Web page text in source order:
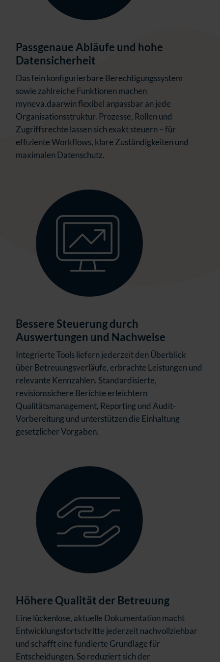
Passgenaue Abläufe und hohe
Datensicherheit
Das fein konfigurierbare Berechtigungssystem
sowie zahlreiche Funktionen machen
myneva.daarwin flexibel anpassbar an jede
Organisationsstruktur. Prozesse, Rollen und
Zugriffsrechte lassen sich exakt steuern – für
effiziente Workflows, klare Zuständigkeiten und
maximalen Datenschutz.
Bessere Steuerung durch
Auswertungen und Nachweise
Integrierte Tools liefern jederzeit den Überblick
über Betreuungsverläufe, erbrachte Leistungen und
relevante Kennzahlen. Standardisierte,
revisionssichere Berichte erleichtern
Qualitätsmanagement, Reporting und Audit-
Vorbereitung und unterstützen die Einhaltung
gesetzlicher Vorgaben.
Höhere Qualität der Betreuung
Eine lückenlose, aktuelle Dokumentation macht
Entwicklungsfortschritte jederzeit nachvollziehbar
und schafft eine fundierte Grundlage für
Entscheidungen. So reduziert sich der